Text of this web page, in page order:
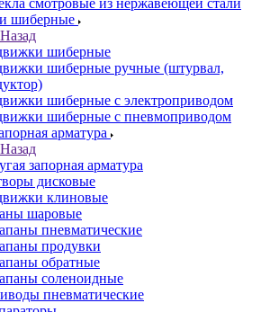
смотровые из нержавеющей стали
шиберные
Назад
шиберные
шиберные ручные (штурвал,
шиберные с электроприводом
шиберные с пневмоприводом
арматура
Назад
запорная арматура
дисковые
клиновые
шаровые
пневматические
продувки
обратные
соленоидные
пневматические